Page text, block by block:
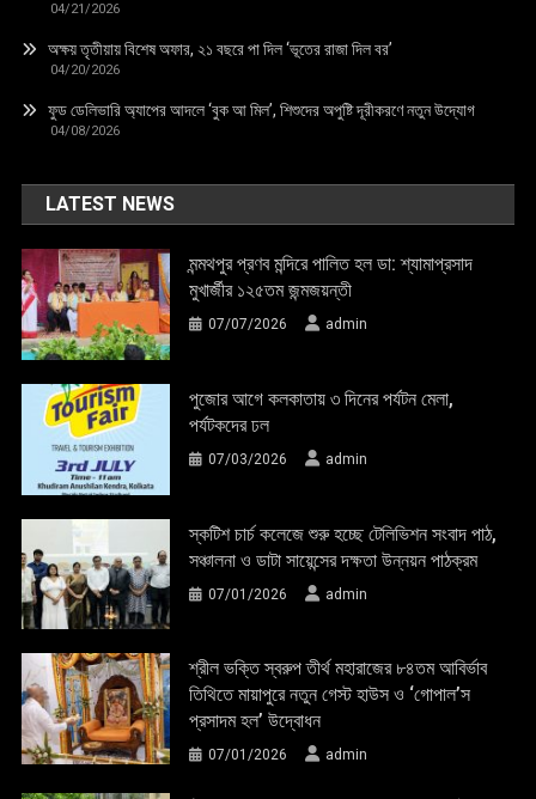
04/21/2026
অক্ষয় তৃতীয়ায় বিশেষ অফার, ২১ বছরে পা দিল ‘ভূতের রাজা দিল বর’
04/20/2026
ফুড ডেলিভারি অ্যাপের আদলে ‘বুক আ মিল’, শিশুদের অপুষ্টি দূরীকরণে নতুন উদ্যোগ
04/08/2026
LATEST NEWS
মন্মথপুর প্রণব মন্দিরে পালিত হল ডা: শ্যামাপ্রসাদ
মুখার্জীর ১২৫তম জন্মজয়ন্তী
07/07/2026 admin
পুজোর আগে কলকাতায় ৩ দিনের পর্যটন মেলা,
পর্যটকদের ঢল
07/03/2026 admin
স্কটিশ চার্চ কলেজে শুরু হচ্ছে টেলিভিশন সংবাদ পাঠ,
সঞ্চালনা ও ডাটা সায়েন্সের দক্ষতা উন্নয়ন পাঠক্রম
07/01/2026 admin
শ্রীল ভক্তি স্বরুপ তীর্থ মহারাজের ৮৪তম আবির্ভাব
তিথিতে মায়াপুরে নতুন গেস্ট হাউস ও ‘গোপাল’স
প্রসাদম হল’ উদ্বোধন
07/01/2026 admin